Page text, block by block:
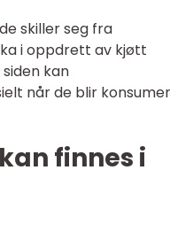
skiller seg fra
i oppdrett av kjøtt
kan
når de blir
finnes i